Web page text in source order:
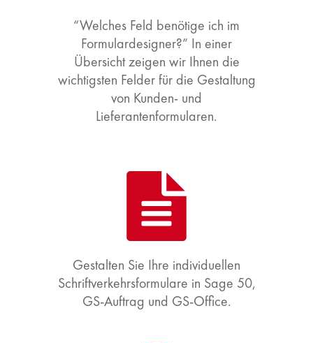
“Welches Feld benötige ich im
Formulardesigner?” In einer
Übersicht zeigen wir Ihnen die
wichtigsten Felder für die Gestaltung
von Kunden- und
Lieferantenformularen.
Gestalten Sie Ihre individuellen
Schriftverkehrsformulare in Sage 50,
GS-Auftrag und GS-Office.